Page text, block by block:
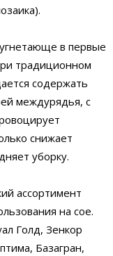
в первые
традиционном
содержать
междурядья, с
снижает
уборку.
ассортимент
на сое.
Голд, Зенкор
Базагран,